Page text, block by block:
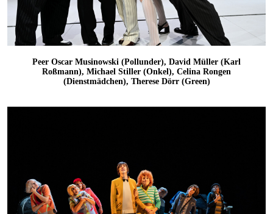
Peer Oscar Musinowski (Pollunder), David Müller (Karl
Roßmann), Michael Stiller (Onkel), Celina Rongen
(Dienstmädchen), Therese Dörr (Green)